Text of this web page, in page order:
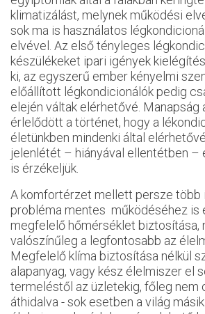
klimatizálást, melynek működési
sok ma is használatos
elvével. Az első tényleges
készülékeket ipari igények
ki, az egyszerű ember kényelmi
előállított légkondicionálók pedig
elején váltak elérhetővé. Manapság
érlelődött a történet, hogy a
életünkben mindenki által
jelenlétét – hiányával ellentétben –
is érzékeljük.
A komfortérzet mellett persze több
probléma mentes működéséhez is
megfelelő hőmérséklet biztosítása,
valószínűleg a legfontosabb az
Megfelelő klíma biztosítása nélkül
alapanyag, vagy kész élelmiszer el
termeléstől az üzletekig, főleg nem
áthidalva - sok esetben a világ